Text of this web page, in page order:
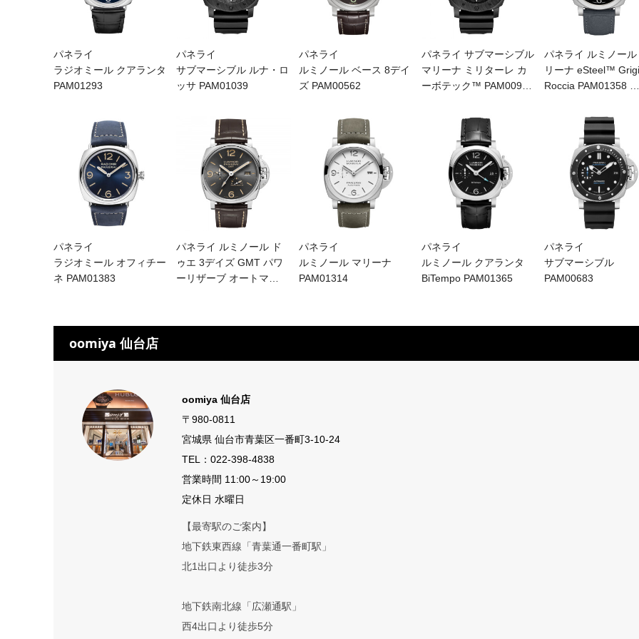
パネライ
ラジオミール クアランタ
PAM01293
パネライ
サブマーシブル ルナ・ロ
ッサ PAM01039
パネライ
ルミノール ベース 8デイ
ズ PAM00562
パネライ サブマーシブル
マリーナ ミリターレ カ
ーボテック™ PAM009…
パネライ ルミノール
リーナ eSteel™
Roccia PAM01358
パネライ
ラジオミール オフィチー
ネ PAM01383
パネライ ルミノール ド
ゥエ 3デイズ GMT パワ
ーリザーブ オートマ
パネライ
ルミノール マリーナ
PAM01314
パネライ
ルミノール クアランタ
BiTempo PAM01365
パネライ
サブマーシブル
PAM00683
oomiya 仙台店
oomiya 仙台店
〒980-0811
宮城県 仙台市青葉区一番町3-10-24
TEL： 022-398-4838
営業時間 11:00～19:00
定休日 水曜日
【最寄駅のご案内】
地下鉄東西線「青葉通一番町駅」
北1出口より徒歩3分
地下鉄南北線「広瀬通駅」
西4出口より徒歩5分